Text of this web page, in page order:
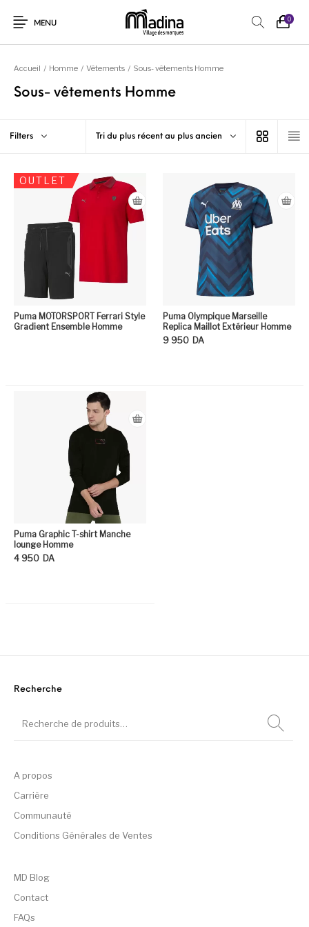
MENU
0
Accueil / Homme / Vêtements / Sous- vêtements Homme
Sous- vêtements Homme
Filters Tri du plus récent au plus ancien
OUTLET
Puma MOTORSPORT Ferrari Style
Gradient Ensemble Homme
Puma Olympique Marseille
Replica Maillot Extérieur Homme
9 950 DA
Puma Graphic T-shirt Manche
lounge Homme
4 950 DA
Recherche
A propos
Carrière
Communauté
Conditions Générales de Ventes
MD Blog
Contact
FAQs